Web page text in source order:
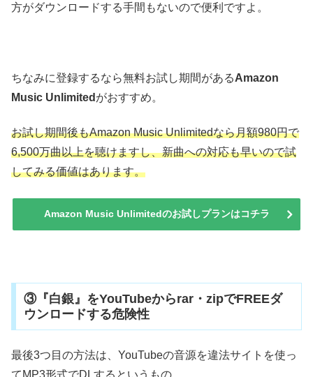
方がダウンロードする手間もないので便利ですよ。
ちなみに登録するなら無料お試し期間があるAmazon
Music Unlimited がおすすめ。
お試し期間後もAmazon Music Unlimitedなら月額980円で
6,500万曲以上を聴けますし、新曲への対応も早いので試
してみる価値はあります。
Amazon Music Unlimitedのお試しプランはコチラ
③『白銀』をYouTubeからrar・zipでFREEダ
ウンロードする危険性
最後3つ目の方法は、YouTubeの音源を違法サイトを使っ